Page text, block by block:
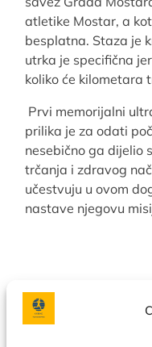
atletike Mostar, a
besplatna. Staza je
utrka je specifična
koliko će kilometara
Prvi memorijalni
prilika je za odati
nesebično ga dijelio
trčanja i zdravog
učestvuju u ovom
nastave njegovu